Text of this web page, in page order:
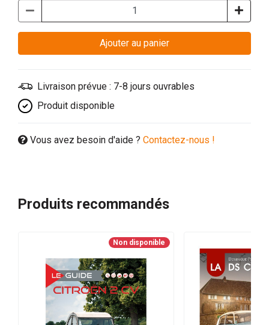
Ajouter au panier
Livraison prévue : 7-8 jours ouvrables
Produit disponible
Vous avez besoin d'aide ? Contactez-nous !
Produits recommandés
Non disponible